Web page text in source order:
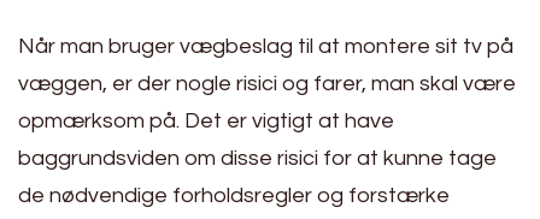
Når man bruger vægbeslag til at montere sit tv på
væggen, er der nogle risici og farer, man skal være
opmærksom på. Det er vigtigt at have
baggrundsviden om disse risici for at kunne tage
de nødvendige forholdsregler og forstærke